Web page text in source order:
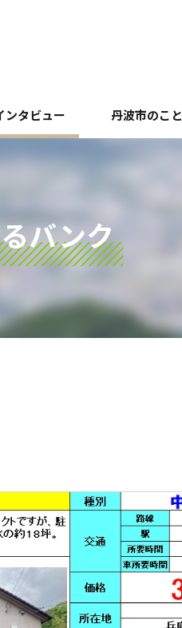
ンタビュー 丹波市のこと
バンク